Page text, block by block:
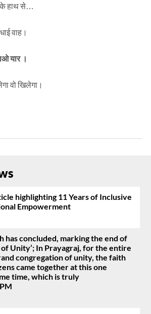
हाथ से…
वाह।
यार ।
वो खिलेगा।
highlighting 11 Years of Inclusive
Empowerment
has concluded, marking the end of
of Unity’; In Prayagraj, for the entire
congregation of unity, the faith
came together at this one
time, which is truly